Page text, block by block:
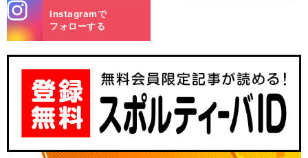
m
Instagramで
フォローする